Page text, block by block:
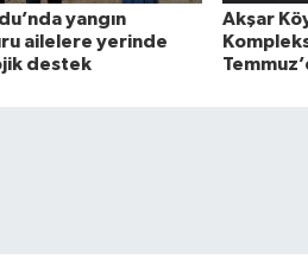
yangın
ailelere yerinde
destek
Akşar